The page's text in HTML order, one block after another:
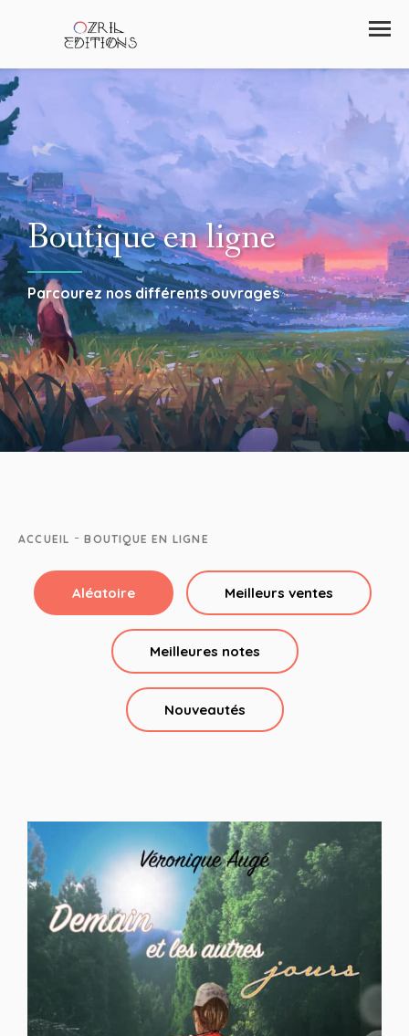
Boutique en ligne
Parcourez nos différents ouvrages
ACCUEIL - BOUTIQUE EN LIGNE
Aléatoire Meilleurs ventes
Meilleures notes
Nouveautés